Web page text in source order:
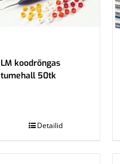
LM koodrõngas
tumehall 50tk
Detailid